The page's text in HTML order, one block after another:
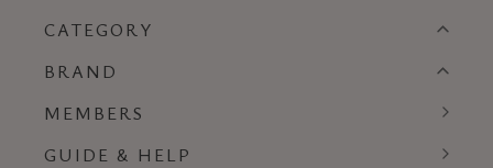
CATEGORY
BRAND
MEMBERS
GUIDE & HELP